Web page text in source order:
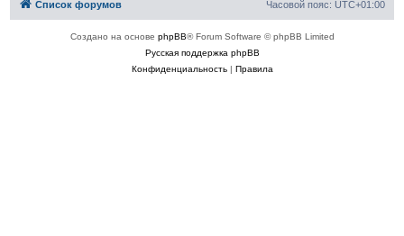
Список форумов Часовой пояс: UTC+01:00
Создано на основе phpBB® Forum Software © phpBB Limited
Русская поддержка phpBB
Конфиденциальность| Правила